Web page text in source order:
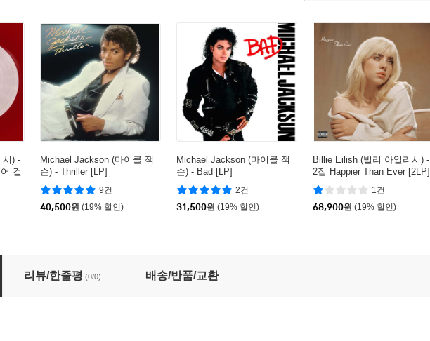
시) -
컬
Michael Jackson (마이클 잭
슨) - Thriller [LP]
9건
40,500원 (19% 할인)
Michael Jackson (마이클 잭
슨) - Bad [LP]
2건
31,500원 (19% 할인)
Billie Eilish (빌리 아일리시) -
2집 Happier Than Ever [2LP]
1건
68,900원 (19% 할인)
시) - When We All Fall Asleep, Where Do We Go? [베이비블루 컬러 3LP]
리뷰/한줄평 (0/0) 배송/반품/교환